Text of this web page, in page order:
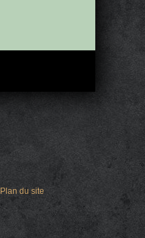
Plan du site